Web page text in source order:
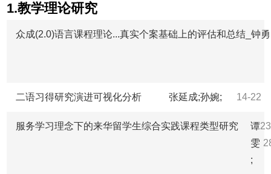
1.教学理论研究
众成(2.0)语言课程理论...真实个案基础上的评估和总结_钟勇
二语习得研究演进可视化分析 张延成;孙婉; 14-22
服务学习理念下的来华留学生综合实践课程类型研究
谭
雯
;